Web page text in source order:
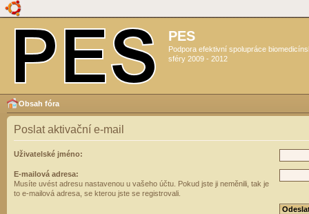
PES
Podpora efektivní spolupráce
sféry 2009 - 2012
Obsah fóra
Poslat aktivační e-mail
Uživatelské jméno:
E-mailová adresa:
Musíte uvést adresu nastavenou u vašeho účtu. Pokud jste ji neměnili, tak je
to e-mailová adresa, se kterou jste se registrovali.